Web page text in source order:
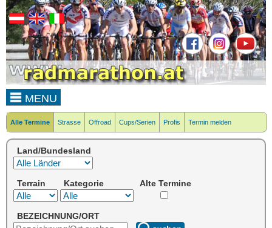
MENU
Alle Termine Strasse Offroad Cups/Serien Profis Termin melden
Land/Bundesland
Terrain Kategorie Alte Termine
BEZEICHNUNG/ORT